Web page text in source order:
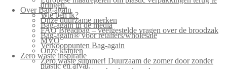
dringen.
Over Bag-again
Wie ben ik?
Onze duurzame merken
Bag-again in de media
FAQ Breadbag – veelgestelde vragen over de broodzak
Bag-again® voor retailers/wholesale
MVO
Verkooppunten Bag-again
Onze klanten
Zero waste inspiratie
Zero waste summer! Duurzaam de zomer door zonder
plastic en afval.